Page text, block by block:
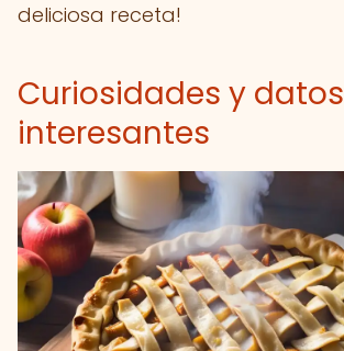
deliciosa receta!
Curiosidades y datos
interesantes